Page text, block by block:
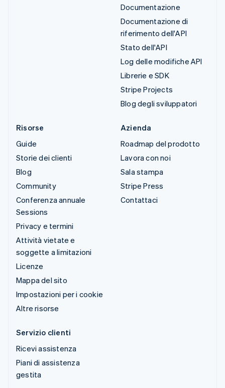
Documentazione
Documentazione di
riferimento dell'API
Stato dell'API
Log delle modifiche API
Librerie e SDK
Stripe Projects
Blog degli sviluppatori
Risorse
Guide
Storie dei clienti
Blog
Community
Conferenza annuale
Sessions
Privacy e termini
Attività vietate e
soggette a limitazioni
Licenze
Mappa del sito
Impostazioni per i cookie
Altre risorse
Azienda
Roadmap del prodotto
Lavora con noi
Sala stampa
Stripe Press
Contattaci
Servizio clienti
Ricevi assistenza
Piani di assistenza
gestita